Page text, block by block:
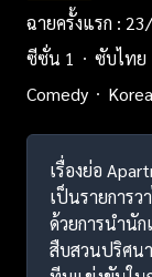
ฉายครั้งแรก :
ซีซั่น 1
ซับไทย
Comedy
เรื่องย่อ
เป็นรายการ
ด้วยการนำนั
สืบสวนปริศน